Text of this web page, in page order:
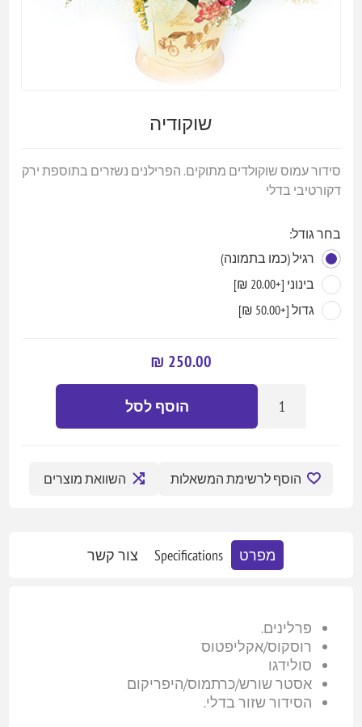
שוקודיה
סידור עמוס שוקולדים מתוקים. הפרילנים נשזרים בתוספת ירק
דקורטיבי בדלי
בחר גודל:
רגיל (כמו בתמונה)
בינוני [+20.00 ₪]
גדול [+50.00 ₪]
250.00 ₪
הוסף לסל
הוסף לרשימת המשאלות השוואת מוצרים
מפרט Specifications צור קשר
פרלינים.
רוסקוס/אקליפטוס
סולידגו
אסטר שורש/כרתמוס/היפריקום
הסידור שזור בדלי.